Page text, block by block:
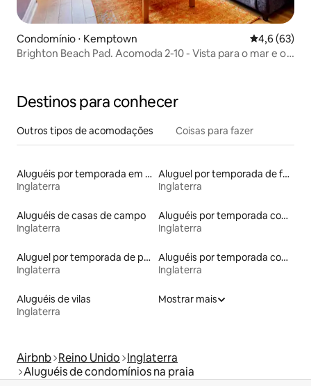
Condomínio ⋅ Kemptown 4,6 de uma
4,6 (63)
Brighton Beach Pad. Acomoda 2-10 - Vista para o mar e o
Destinos para conhecer
Outros tipos de acomodações Coisas para fazer
Aluguéis por temporada em hotéis-fazenda
Inglaterra
Aluguel por temporada de faróis
Inglaterra
Aluguéis de casas de campo
Inglaterra
Aluguéis por temporada com acesso ao lago
Inglaterra
Aluguel por temporada de prédios religiosos
Inglaterra
Aluguéis por temporada com cama de altura acessível
Inglaterra
Aluguéis de vilas
Inglaterra
Mostrar mais
Airbnb Reino Unido Inglaterra
Aluguéis de condomínios na praia